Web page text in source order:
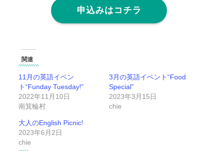
申込みはコチラ
関連
11月の英語イベン
ト“Funday Tuesday!”
2022年11月10日
南箕輪村
3月の英語イベント“Food
Special”
2023年3月15日
chie
大人のEnglish Picnic!
2023年6月2日
chie